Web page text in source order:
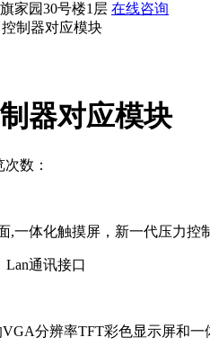
家园30号楼1层 在线咨询
制器对应模块
器对应模块
次数：
,一体化触摸屏，新一代压力控
Lan通讯接口
分辨率TFT彩色显示屏和